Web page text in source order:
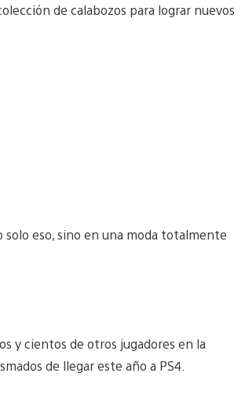
de calabozos para lograr nuevos
eso, sino en una moda totalmente
y cientos de otros jugadores en la
de llegar este año a PS4.